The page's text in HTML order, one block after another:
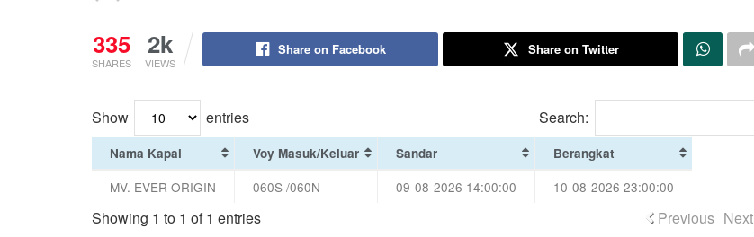
335
SHARES
2k
VIEWS
Share on Facebook Share on Twitter
Show entries Search:
Nama Kapal Voy Masuk/Keluar Sandar Berangkat
MV. EVER ORIGIN 060S /060N 09-08-2026 14:00:00 10-08-2026 23:00:00
Showing 1 to 1 of 1 entries Previous Next